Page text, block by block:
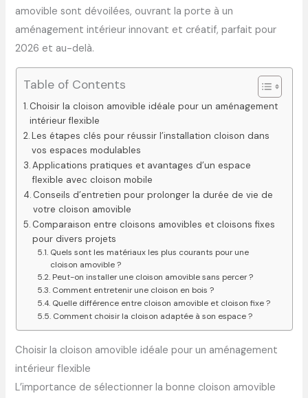
amovible sont dévoilées, ouvrant la porte à un
aménagement intérieur innovant et créatif, parfait pour
2026 et au-delà.
Table of Contents
Choisir la cloison amovible idéale pour un aménagement
intérieur flexible
Les étapes clés pour réussir l’installation cloison dans
vos espaces modulables
Applications pratiques et avantages d’un espace
flexible avec cloison mobile
Conseils d’entretien pour prolonger la durée de vie de
votre cloison amovible
Comparaison entre cloisons amovibles et cloisons fixes
pour divers projets
Quels sont les matériaux les plus courants pour une
cloison amovible ?
Peut-on installer une cloison amovible sans percer ?
Comment entretenir une cloison en bois ?
Quelle différence entre cloison amovible et cloison fixe ?
Comment choisir la cloison adaptée à son espace ?
Choisir la cloison amovible idéale pour un aménagement
intérieur flexible
L’importance de sélectionner la bonne cloison amovible